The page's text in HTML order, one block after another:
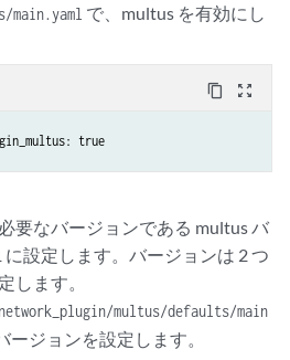
で、multus を有効にし
content_copy zoom_out_map
true
要なバージョンである multus バ
に設定します。バージョンは 2 つ
します。
multus/defaults/main
ージョンを設定します。